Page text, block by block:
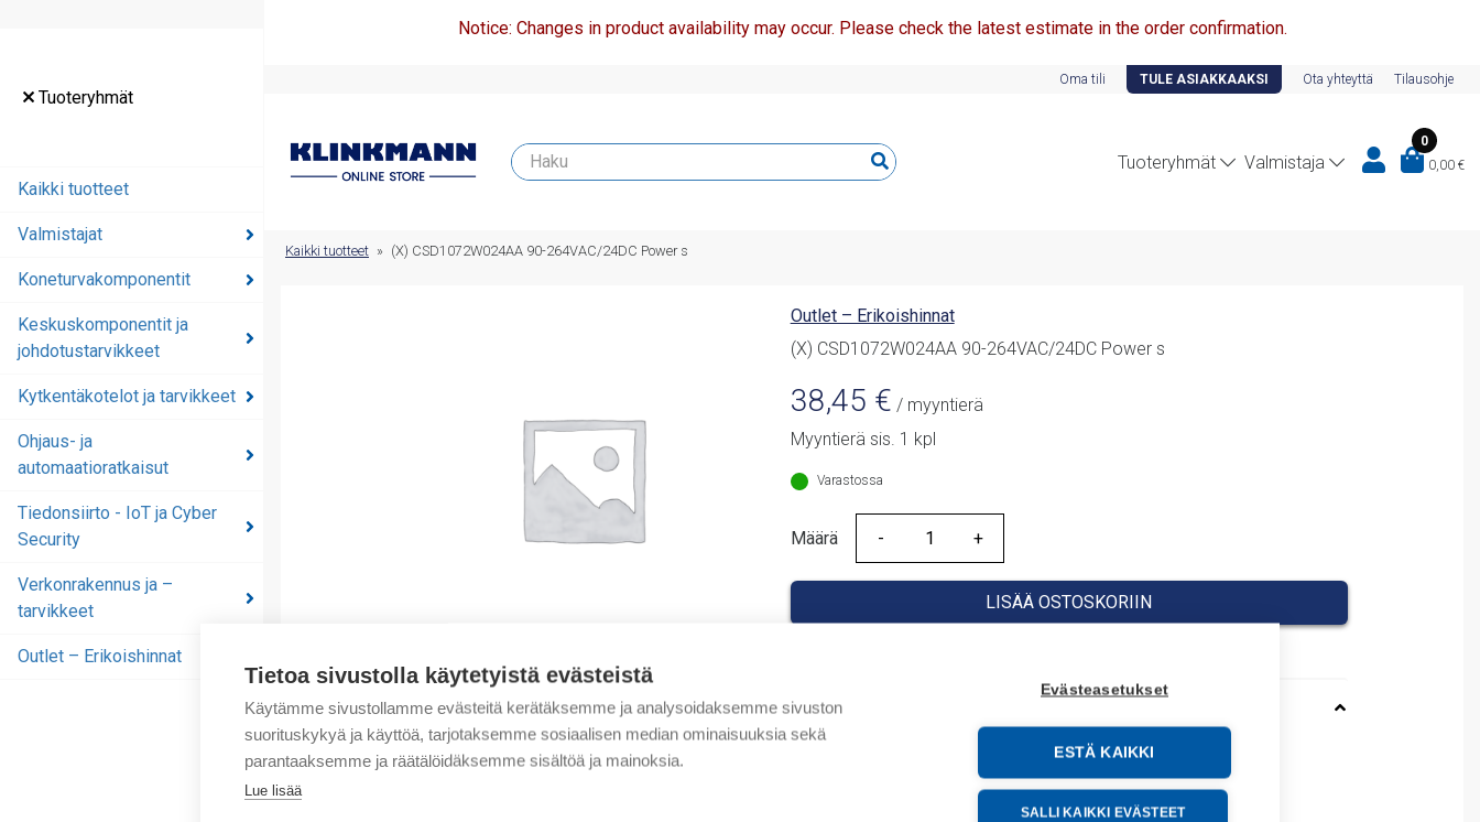
Tietoa sivustolla käytetyistä evästeistä
Käytämme sivustollamme evästeitä kerätäksemme ja analysoidaksemme sivuston
suorituskykyä ja käyttöä, tarjotaksemme sosiaalisen median ominaisuuksia sekä
parantaaksemme ja räätälöidäksemme sisältöä ja mainoksia.
Lue lisää
Evästeasetukset
ESTÄ KAIKKI
SALLI KAIKKI EVÄSTEET
Tuoteryhmät
Kaikki tuotteet
Valmistajat
Koneturvakomponentit
Keskuskomponentit ja
johdotustarvikkeet
Kytkentäkotelot ja tarvikkeet
Ohjaus- ja
automaatioratkaisut
Tiedonsiirto - IoT ja Cyber
Security
Verkonrakennus ja –
tarvikkeet
Outlet – Erikoishinnat
Notice: Changes in product availability may occur. Please check the latest estimate in the order confirmation.
Oma tili TULE ASIAKKAAKSI Ota yhteyttä Tilausohje
Tuoteryhmät Valmistaja
0
0,00 €
Outlet – Erikoishinnat
Kaikki tuotteet » (X) CSD1072W024AA 90-264VAC/24DC Power s
Outlet – Erikoishinnat
(X) CSD1072W024AA 90-264VAC/24DC Power s
38,45 € / myyntierä
Myyntierä sis. 1 kpl
Varastossa
Määrä
Määrä
LISÄÄ OSTOSKORIIN
Tuotekoodit
Tilauskoodi: XCSD1072W024VAA
Tuotteen tullikoodi: 85044095